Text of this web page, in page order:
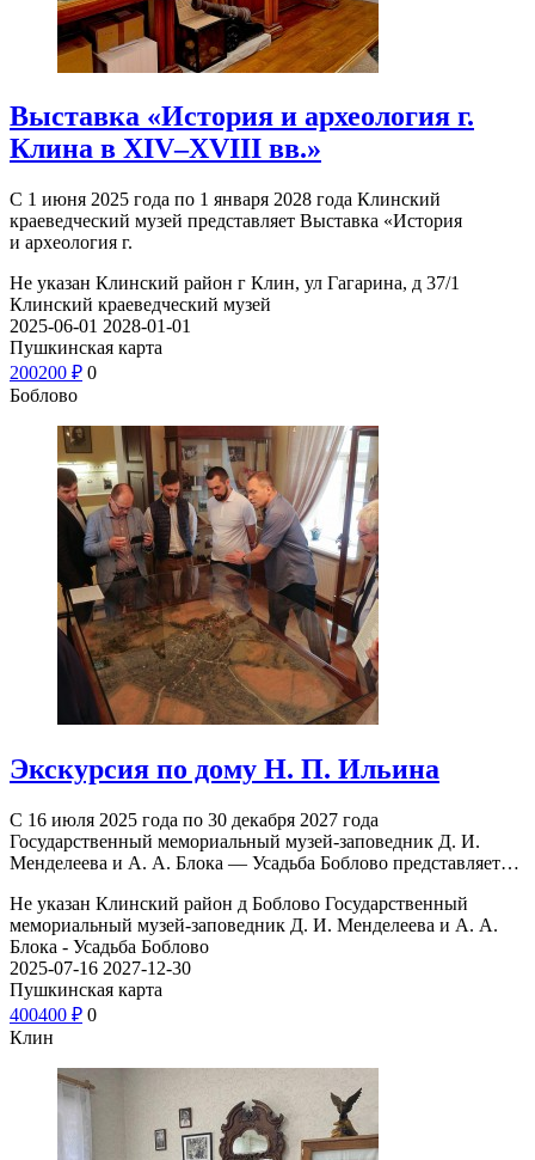
Выставка «История и археология г.
Клина в XIV–XVIII вв.»
С 1 июня 2025 года по 1 января 2028 года Клинский
краеведческий музей представляет Выставка «История
и археология г.
Не указан Клинский район г Клин, ул Гагарина, д 37/1
Клинский краеведческий музей
2025-06-01 2028-01-01
Пушкинская карта
200200 ₽ 0
Боблово
Экскурсия по дому Н. П. Ильина
С 16 июля 2025 года по 30 декабря 2027 года
Государственный мемориальный музей-заповедник Д. И.
Менделеева и А. А. Блока — Усадьба Боблово представляет…
Не указан Клинский район д Боблово Государственный
мемориальный музей-заповедник Д. И. Менделеева и А. А.
Блока - Усадьба Боблово
2025-07-16 2027-12-30
Пушкинская карта
400400 ₽ 0
Клин